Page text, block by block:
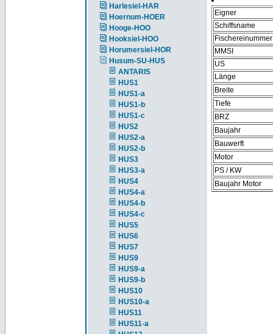
Harlesiel-HAR
Hoernum-HOER
Hooge-HOO
Hooksiel-HOO
Horumersiel-HOR
Husum-SU-HUS
ANTARIS
HUS1
HUS1-a
HUS1-b
HUS1-c
HUS2
HUS2-a
HUS2-b
HUS3
HUS3-a
HUS4
HUS4-a
HUS4-b
HUS4-c
HUS5
HUS6
HUS7
HUS9
HUS9-a
HUS9-b
HUS10
HUS10-a
HUS11
HUS11-a
Eigner
Schiffsname
Fischereinummer
MMSI
US
Länge
Breite
Tiefe
BRZ
Baujahr
Bauwerft
Motor
PS / KW
Baujahr Motor